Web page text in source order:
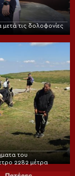
μετά τις δολοφονίες
του
2282 μέτρα